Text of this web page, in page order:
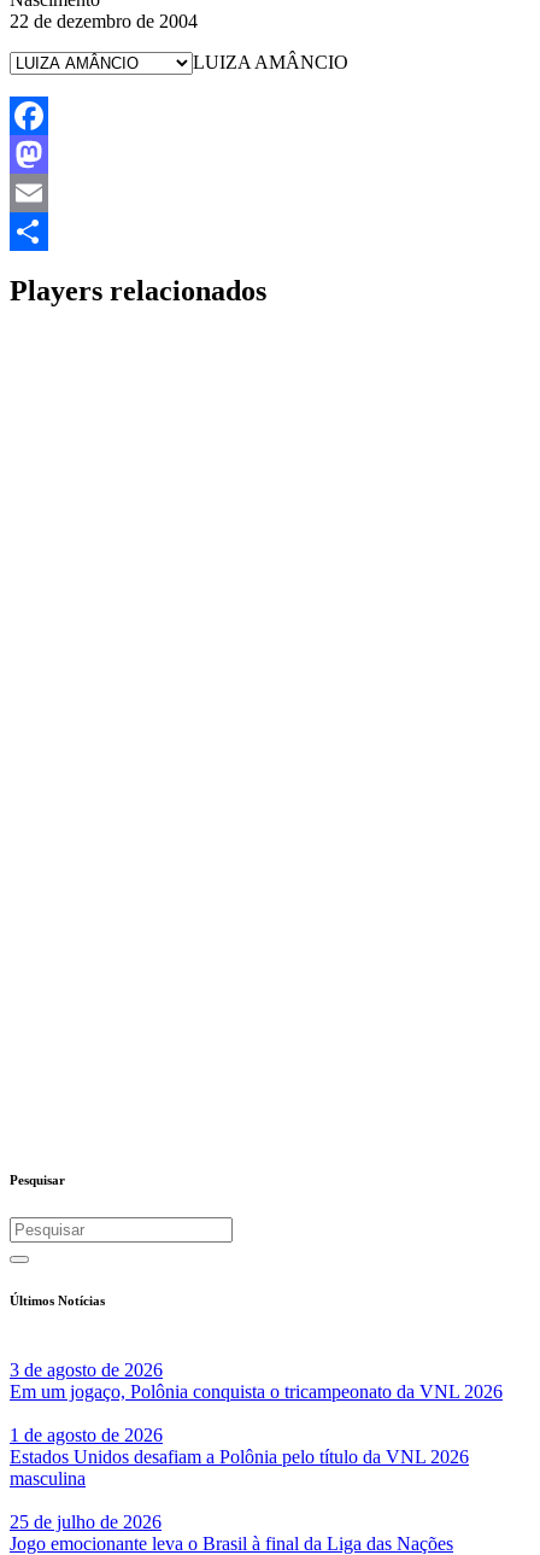
22 de dezembro de 2004
LUIZA AMÂNCIO
Facebook
Mastodon
Email
Players relacionados
Pesquisar
Últimos Notícias
3 de agosto de 2026
Em um jogaço, Polônia conquista o tricampeonato da VNL 2026
1 de agosto de 2026
Estados Unidos desafiam a Polônia pelo título da VNL 2026
masculina
25 de julho de 2026
Jogo emocionante leva o Brasil à final da Liga das Nações